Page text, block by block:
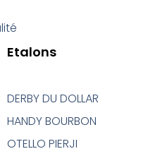
Etalons
DERBY DU DOLLAR
HANDY BOURBON
OTELLO PIERJI